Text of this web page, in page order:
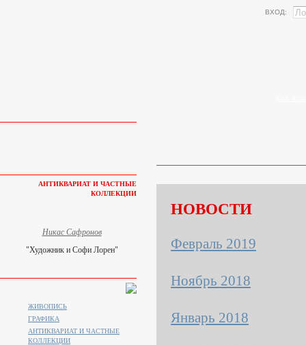
ВХОД:
НОВОСТИ
Февраль 2019
Ноябрь 2018
Январь 2018
АНТИКВАРИАТ И ЧАСТНЫЕ
КОЛЛЕКЦИИ
Никас Сафронов
"Художник и Софи Лорен"
ЖИВОПИСЬ
ГРАФИКА
АНТИКВАРИАТ И ЧАСТНЫЕ
КОЛЛЕКЦИИ